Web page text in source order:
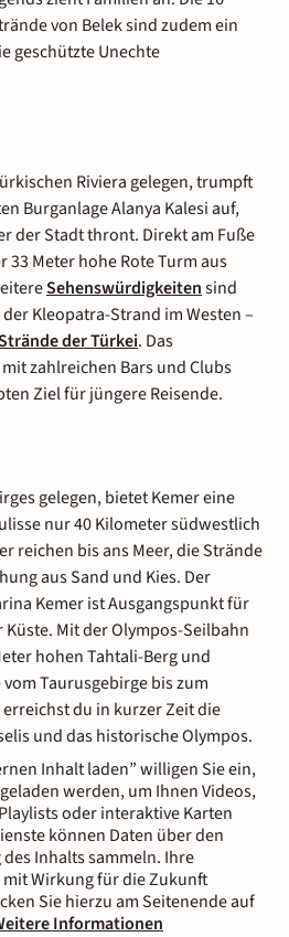
von Belek sind zudem ein
geschützte Unechte
Riviera gelegen, trumpft
Burganlage Alanya Kalesi auf,
der Stadt thront. Direkt am Fuße
Meter hohe Rote Turm aus
Sehenswürdigkeitensind
Kleopatra-Strand im Westen –
der Türkei. Das
zahlreichen Bars und Clubs
Ziel für jüngere Reisende.
gelegen, bietet Kemer eine
nur 40 Kilometer südwestlich
reichen bis ans Meer, die Strände
aus Sand und Kies. Der
Kemer ist Ausgangspunkt für
Mit der Olympos-Seilbahn
hohen Tahtali-Berg und
Taurusgebirge bis zum
du in kurzer Zeit die
und das historische Olympos.
Inhalt laden” willigen Sie ein,
werden, um Ihnen Videos,
oder interaktive Karten
können Daten über den
Inhalts sammeln. Ihre
Wirkung für die Zukunft
Sie hierzu am Seitenende auf
Informationen